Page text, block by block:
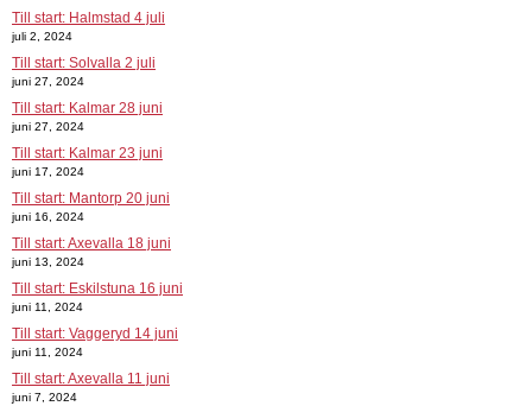
Till start: Halmstad 4 juli
juli 2, 2024
Till start: Solvalla 2 juli
juni 27, 2024
Till start: Kalmar 28 juni
juni 27, 2024
Till start: Kalmar 23 juni
juni 17, 2024
Till start: Mantorp 20 juni
juni 16, 2024
Till start: Axevalla 18 juni
juni 13, 2024
Till start: Eskilstuna 16 juni
juni 11, 2024
Till start: Vaggeryd 14 juni
juni 11, 2024
Till start: Axevalla 11 juni
juni 7, 2024